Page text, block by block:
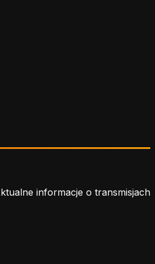
informacje o transmisjach